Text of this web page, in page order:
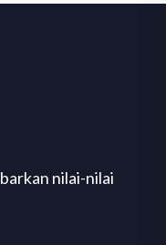
nilai-nilai